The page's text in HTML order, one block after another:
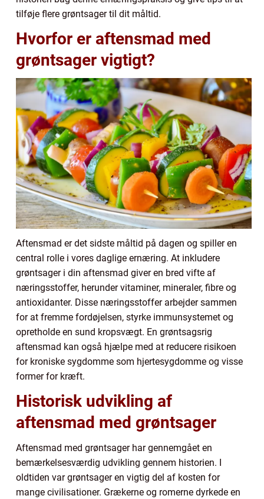
tilføje flere grøntsager til dit måltid.
Hvorfor er aftensmad med
grøntsager vigtigt?
Aftensmad er det sidste måltid på dagen og spiller en
central rolle i vores daglige ernæring. At inkludere
grøntsager i din aftensmad giver en bred vifte af
næringsstoffer, herunder vitaminer, mineraler, fibre og
antioxidanter. Disse næringsstoffer arbejder sammen
for at fremme fordøjelsen, styrke immunsystemet og
opretholde en sund kropsvægt. En grøntsagsrig
aftensmad kan også hjælpe med at reducere risikoen
for kroniske sygdomme som hjertesygdomme og visse
former for kræft.
Historisk udvikling af
aftensmad med grøntsager
Aftensmad med grøntsager har gennemgået en
bemærkelsesværdig udvikling gennem historien. I
oldtiden var grøntsager en vigtig del af kosten for
mange civilisationer. Grækerne og romerne dyrkede en